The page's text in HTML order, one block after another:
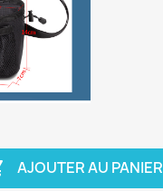
AJOUTER AU PANIER